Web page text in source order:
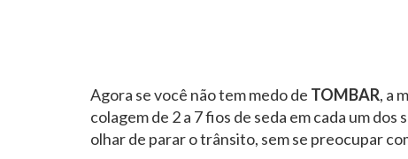
Agora se você não tem medo de TOMBAR, a
colagem de 2 a 7 fios de seda em cada um
olhar de parar o trânsito, sem se preocupar